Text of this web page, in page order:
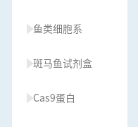
鱼类细胞系
斑马鱼试剂盒
Cas9蛋白